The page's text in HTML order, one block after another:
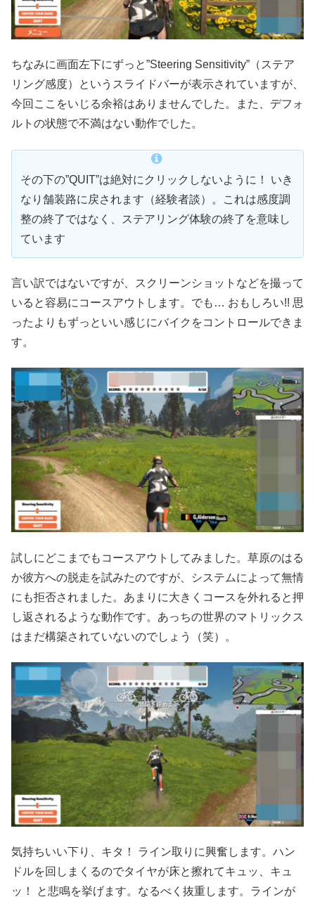
ちなみに画面左下にずっと”Steering Sensitivity”（ステア
リング感度）というスライドバーが表示されていますが、
今回ここをいじる余裕はありませんでした。また、デフォ
ルトの状態で不満はない動作でした。
その下の”QUIT”は絶対にクリックしないように！ いき
なり舗装路に戻されます（経験者談）。これは感度調
整の終了ではなく、ステアリング体験の終了を意味し
ています
言い訳ではないですが、スクリーンショットなどを撮って
いると容易にコースアウトします。でも… おもしろい!! 思
ったよりもずっといい感じにバイクをコントロールできま
す。
試しにどこまでもコースアウトしてみました。草原のはる
か彼方への脱走を試みたのですが、システムによって無情
にも拒否されました。あまりに大きくコースを外れると押
し返されるような動作です。あっちの世界のマトリックス
はまだ構築されていないのでしょう（笑）。
気持ちいい下り、キタ！ ライン取りに興奮します。ハン
ドルを回しまくるのでタイヤが床と擦れてキュッ、キュ
ッ！ と悲鳴を挙げます。なるべく抜重します。ラインが